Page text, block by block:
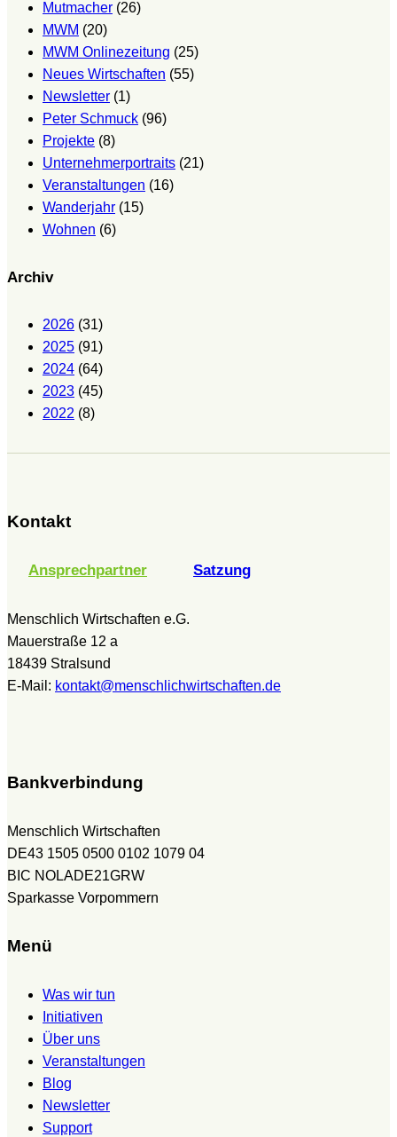
Mutmacher (26)
MWM (20)
MWM Onlinezeitung (25)
Neues Wirtschaften (55)
Newsletter (1)
Peter Schmuck (96)
Projekte (8)
Unternehmerportraits (21)
Veranstaltungen (16)
Wanderjahr (15)
Wohnen (6)
Archiv
2026 (31)
2025 (91)
2024 (64)
2023 (45)
2022 (8)
Kontakt
Ansprechpartner Satzung
Menschlich Wirtschaften e.G.
Mauerstraße 12 a
18439 Stralsund
E-Mail: kontakt@menschlichwirtschaften.de
Bankverbindung
Menschlich Wirtschaften
DE43 1505 0500 0102 1079 04
BIC NOLADE21GRW
Sparkasse Vorpommern
Menü
Was wir tun
Initiativen
Über uns
Veranstaltungen
Blog
Newsletter
Support